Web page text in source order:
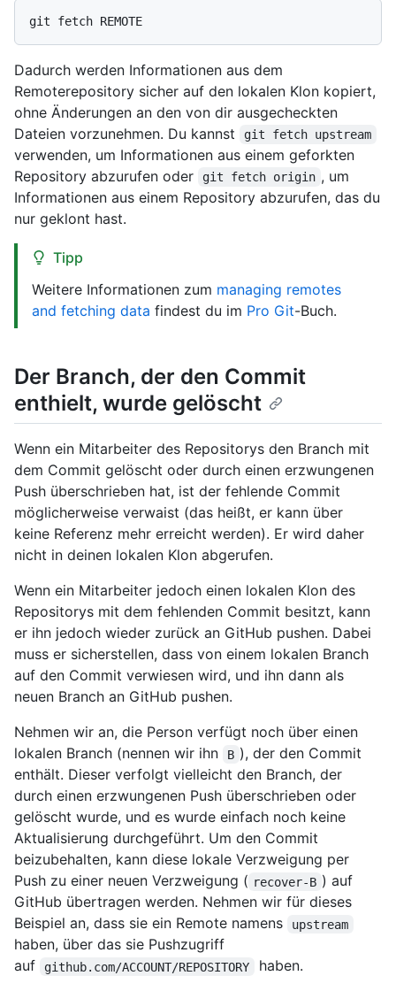
Dadurch werden Informationen aus dem
Remoterepository sicher auf den lokalen Klon kopiert,
ohne Änderungen an den von dir ausgecheckten
Dateien vorzunehmen. Du kannst
git fetch upstream
verwenden, um Informationen aus einem geforkten
Repository abzurufen oder
git fetch origin , um
Informationen aus einem Repository abzurufen, das du
nur geklont hast.
Tipp
Weitere Informationen zum managing remotes
and fetching data findest du im Pro Git-Buch.
Der Branch, der den Commit
enthielt, wurde gelöscht
Wenn ein Mitarbeiter des Repositorys den Branch mit
dem Commit gelöscht oder durch einen erzwungenen
Push überschrieben hat, ist der fehlende Commit
möglicherweise verwaist (das heißt, er kann über
keine Referenz mehr erreicht werden). Er wird daher
nicht in deinen lokalen Klon abgerufen.
Wenn ein Mitarbeiter jedoch einen lokalen Klon des
Repositorys mit dem fehlenden Commit besitzt, kann
er ihn jedoch wieder zurück an GitHub pushen. Dabei
muss er sicherstellen, dass von einem lokalen Branch
auf den Commit verwiesen wird, und ihn dann als
neuen Branch an GitHub pushen.
Nehmen wir an, die Person verfügt noch über einen
lokalen Branch (nennen wir ihn
B ), der den Commit
enthält. Dieser verfolgt vielleicht den Branch, der
durch einen erzwungenen Push überschrieben oder
gelöscht wurde, und es wurde einfach noch keine
Aktualisierung durchgeführt. Um den Commit
beizubehalten, kann diese lokale Verzweigung per
Push zu einer neuen Verzweigung ( recover-B ) auf
GitHub übertragen werden. Nehmen wir für dieses
Beispiel an, dass sie ein Remote namens
upstream
haben, über das sie Pushzugriff
auf
github.com/ACCOUNT/REPOSITORY
haben.